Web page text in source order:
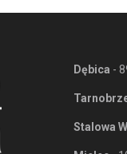
Dębica -
Stalowa